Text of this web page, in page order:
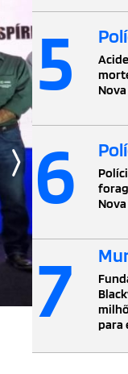
5
6
7
para